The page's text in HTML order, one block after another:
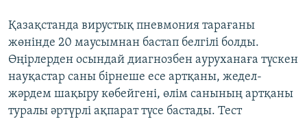
Қазақстанда вирустық пневмония тарағаны
жөнінде 20 маусымнан бастап белгілі болды.
Өңірлерден осындай диагнозбен ауруханаға түскен
науқастар саны бірнеше есе артқаны, жедел-
жәрдем шақыру көбейгені, өлім санының артқаны
туралы әртүрлі ақпарат түсе бастады. Тест